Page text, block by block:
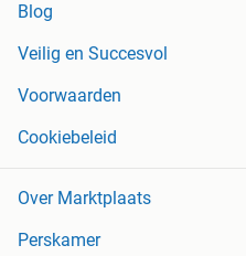
Blog
Veilig en Succesvol
Voorwaarden
Cookiebeleid
Over Marktplaats
Perskamer